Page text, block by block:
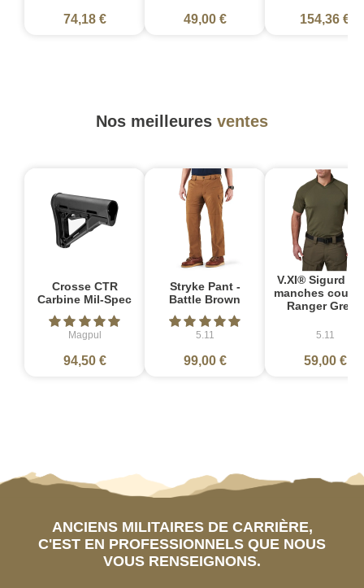
74,18 € 49,00 € 154,36 €
Nos meilleures ventes
Crosse CTR
Carbine Mil-Spec
Magpul
94,50 €
Stryke Pant -
Battle Brown
5.11
99,00 €
V.XI® Sigurd
manches
Ranger Green
5.11
59,00 €
ANCIENS MILITAIRES DE CARRIÈRE,
C'EST EN PROFESSIONNELS QUE NOUS
VOUS RENSEIGNONS.